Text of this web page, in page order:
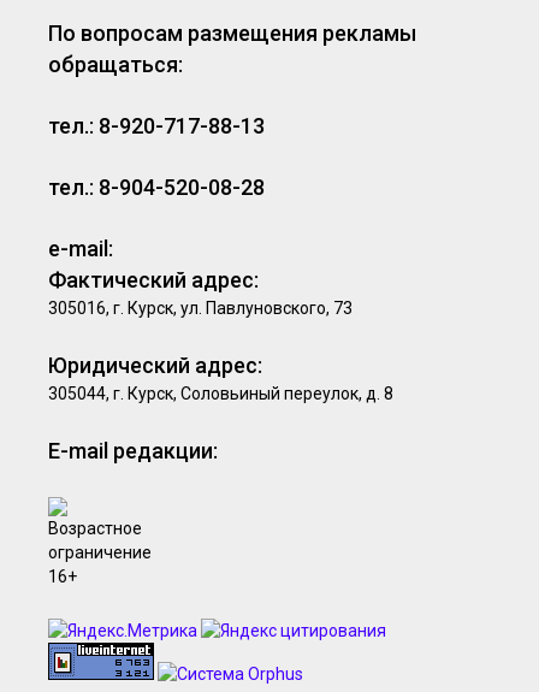
По вопросам размещения рекламы
обращаться:
тел.: 8-920-717-88-13
тел.: 8-904-520-08-28
e-mail:
Фактический адрес:
305016, г. Курск, ул. Павлуновского, 73
Юридический адрес:
305044, г. Курск, Соловьиный переулок, д. 8
E-mail редакции: